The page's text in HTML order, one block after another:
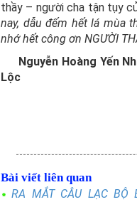
thầy – người cha tận tụy
nay, dẫu đếm hết lá mùa
nhớ hết công ơn NGƯỜI
Nguyễn Hoàng Yến
Lộc
Bài viết liên quan
RA MẮT CÂU LẠC BỘ